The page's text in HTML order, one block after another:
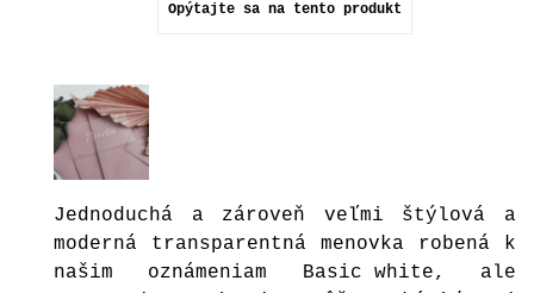
Opýtajte sa na tento produkt
Jednoduchá a zároveň veľmi štýlová a
moderná transparentná menovka robená k
našim oznámeniam Basic white, ale